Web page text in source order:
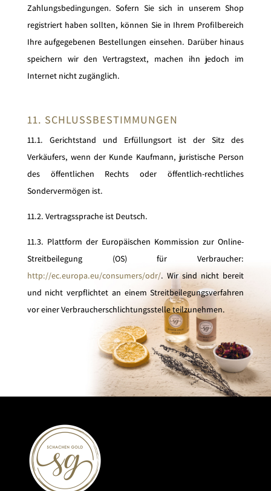
Zahlungsbedingungen. Sofern Sie sich in unserem Shop
registriert haben sollten, können Sie in Ihrem Profilbereich
Ihre aufgegebenen Bestellungen einsehen. Darüber hinaus
speichern wir den Vertragstext, machen ihn jedoch im
Internet nicht zugänglich.
11. SCHLUSSBESTIMMUNGEN
11.1. Gerichtstand und Erfüllungsort ist der Sitz des
Verkäufers, wenn der Kunde Kaufmann, juristische Person
des öffentlichen Rechts oder öffentlich-rechtliches
Sondervermögen ist.
11.2. Vertragssprache ist Deutsch.
11.3. Plattform der Europäischen Kommission zur Online-
Streitbeilegung (OS) für Verbraucher:
http://ec.europa.eu/consumers/odr/. Wir sind nicht bereit
und nicht verpflichtet an einem Streitbeilegungsverfahren
vor einer Verbraucherschlichtungsstelle teilzunehmen.